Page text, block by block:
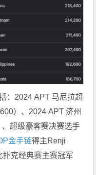
：2024 APT 马尼拉超
）、2024 APT 济州
超级豪客赛决赛选手
金手链得主Renji
克经典赛主赛冠军